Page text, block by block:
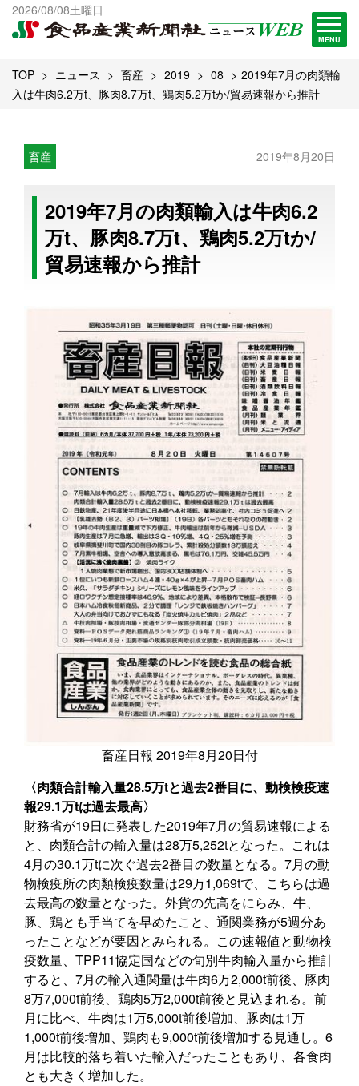
2026/08/08土曜日
MENU
出版物一覧へ
試読・購読申し込み
TOP ニュース 畜産 2019 08
2019年7月の肉類輸
入は牛肉6.2万t、豚肉8.7万t、鶏肉5.2万tか/貿易速報から推計
畜産 2019年8月20日
2019年7月の肉類輸入は牛肉6.2
万t、豚肉8.7万t、鶏肉5.2万tか/
貿易速報から推計
畜産日報 2019年8月20日付
〈肉類合計輸入量28.5万tと過去2番目に、動検検疫速
報29.1万tは過去最高〉
財務省が19日に発表した2019年7月の貿易速報による
と、肉類合計の輸入量は28万5,252tとなった。これは
4月の30.1万tに次ぐ過去2番目の数量となる。7月の動
物検疫所の肉類検疫数量は29万1,069tで、こちらは過
去最高の数量となった。外貨の先高をにらみ、牛、
豚、鶏とも手当てを早めたこと、通関業務が5週分あ
ったことなどが要因とみられる。この速報値と動物検
疫数量、TPP11協定国などの旬別牛肉輸入量から推計
すると、7月の輸入通関量は牛肉6万2,000t前後、豚肉
8万7,000t前後、鶏肉5万2,000t前後と見込まれる。前
月に比べ、牛肉は1万5,000t前後増加、豚肉は1万
1,000t前後増加、鶏肉も9,000t前後増加する見通し。6
月は比較的落ち着いた輸入だったこともあり、各食肉
とも大きく増加した。